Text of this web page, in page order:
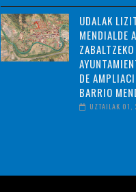
UDALAK
MENDIALDE
DE
BARRIO
UZTAILAK 01,